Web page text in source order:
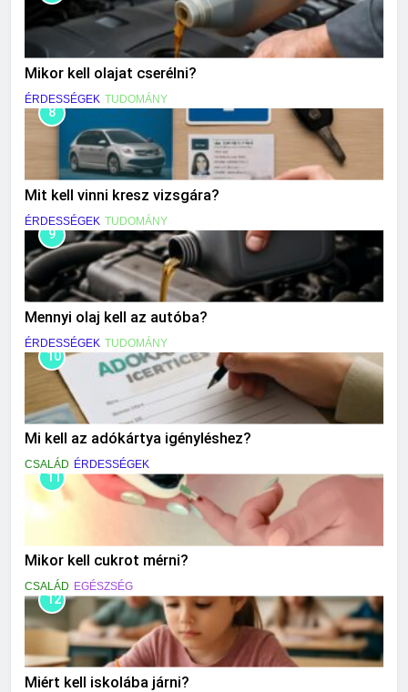
Mikor kell olajat cserélni?
ÉRDESSÉGEK TUDOMÁNY
8
Mit kell vinni kresz vizsgára?
ÉRDESSÉGEK TUDOMÁNY
9
Mennyi olaj kell az autóba?
ÉRDESSÉGEK TUDOMÁNY
10
Mi kell az adókártya igényléshez?
CSALÁD ÉRDESSÉGEK
11
Mikor kell cukrot mérni?
CSALÁD EGÉSZSÉG
12
Miért kell iskolába járni?